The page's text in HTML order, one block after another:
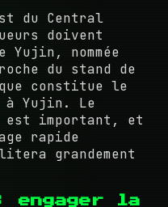
du Central
doivent
nommée
du stand de
constitue le
Yujin. Le
est important, et
rapide
grandement
engager la